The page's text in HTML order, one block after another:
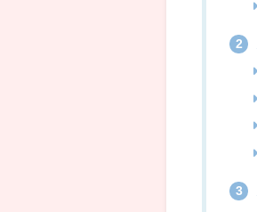
2
3